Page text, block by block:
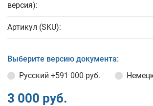
версия):
Артикул (SKU):
Выберите версию документа:
Русский +591 000 руб.
3 000 руб.